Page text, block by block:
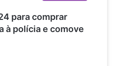
para comprar
à polícia e comove